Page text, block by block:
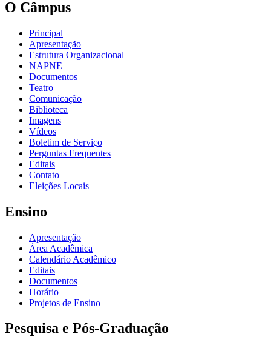
O Câmpus
Principal
Apresentação
Estrutura Organizacional
NAPNE
Documentos
Teatro
Comunicação
Biblioteca
Imagens
Vídeos
Boletim de Serviço
Perguntas Frequentes
Editais
Contato
Eleições Locais
Ensino
Apresentação
Área Acadêmica
Calendário Acadêmico
Editais
Documentos
Horário
Projetos de Ensino
Pesquisa e Pós-Graduação